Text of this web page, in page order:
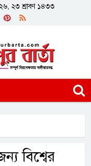
২৩ শ্রাবণ ১৪৩৩
বিশ্বের